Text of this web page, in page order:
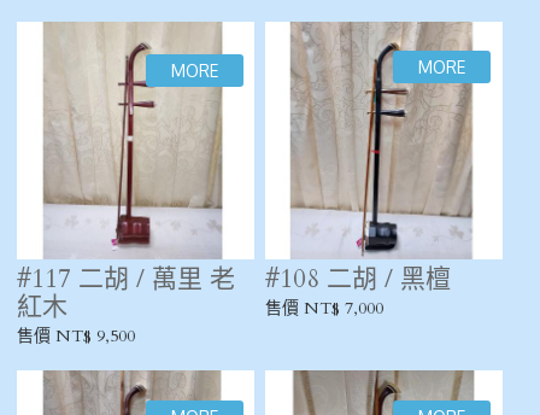
#117 二胡 / 萬里 老
紅木
售價 NT$ 9,500
#108 二胡 / 黑檀
售價 NT$ 7,000